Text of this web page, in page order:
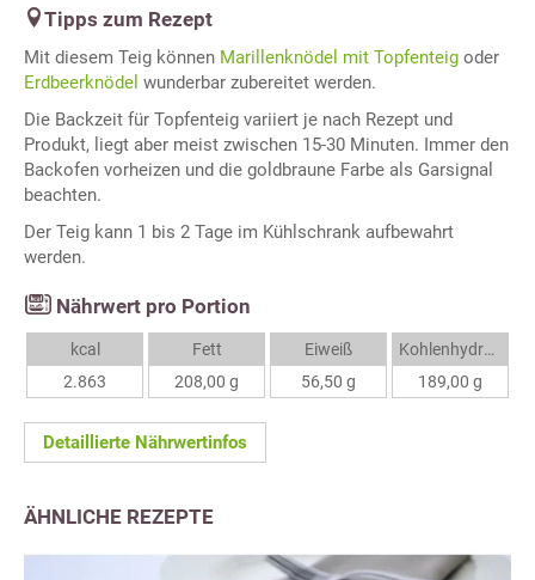
Tipps zum Rezept
Mit diesem Teig können Marillenknödel mit Topfenteig oder
Erdbeerknödel wunderbar zubereitet werden.
Die Backzeit für Topfenteig variiert je nach Rezept und
Produkt, liegt aber meist zwischen 15-30 Minuten. Immer den
Backofen vorheizen und die goldbraune Farbe als Garsignal
beachten.
Der Teig kann 1 bis 2 Tage im Kühlschrank aufbewahrt
werden.
Nährwert pro Portion
kcal
2.863
Fett
208,00 g
Eiweiß
56,50 g
Kohlenhydrate
189,00 g
Detaillierte Nährwertinfos
ÄHNLICHE REZEPTE